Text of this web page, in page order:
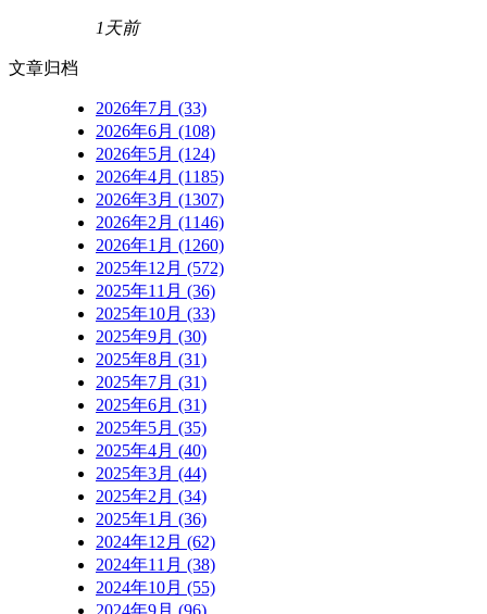
1天前
文章归档
2026年7月 (33)
2026年6月 (108)
2026年5月 (124)
2026年4月 (1185)
2026年3月 (1307)
2026年2月 (1146)
2026年1月 (1260)
2025年12月 (572)
2025年11月 (36)
2025年10月 (33)
2025年9月 (30)
2025年8月 (31)
2025年7月 (31)
2025年6月 (31)
2025年5月 (35)
2025年4月 (40)
2025年3月 (44)
2025年2月 (34)
2025年1月 (36)
2024年12月 (62)
2024年11月 (38)
2024年10月 (55)